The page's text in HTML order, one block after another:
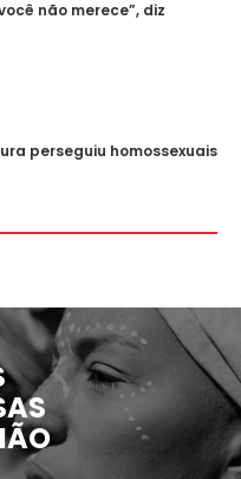
não merece”, diz
perseguiu homossexuais